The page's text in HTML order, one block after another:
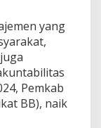
yang
Pemkab
BB), naik